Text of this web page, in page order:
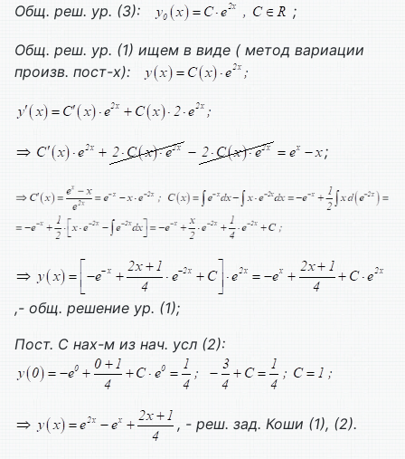
Общ. реш. ур. (3): ;
Общ. реш. ур. (1) ищем в виде ( метод вариации
произв. пост-х):
;
,- общ. решение ур. (1);
Пост. C нах-м из нач. усл (2):
, - реш. зад. Коши (1), (2).